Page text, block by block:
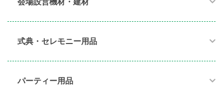
式典・セレモニー用品
パーティー用品​